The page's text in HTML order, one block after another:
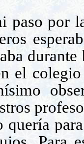
paso por
durante
el
ísimo
quería